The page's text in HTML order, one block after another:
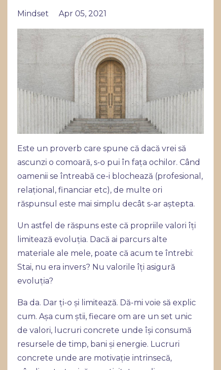
Mindset Apr 05, 2021
Este un proverb care spune că dacă vrei să
ascunzi o comoară, s-o pui în fața ochilor. Când
oamenii se întreabă ce-i blochează (profesional,
relațional, financiar etc), de multe ori
răspunsul este mai simplu decât s-ar aștepta.
Un astfel de răspuns este că propriile valori îți
limitează evoluția. Dacă ai parcurs alte
materiale ale mele, poate că acum te întrebi:
Stai, nu era invers? Nu valorile îți asigură
evoluția?
Ba da. Dar ți-o și limitează. Dă-mi voie să explic
cum. Așa cum știi, fiecare om are un set unic
de valori, lucruri concrete unde își consumă
resursele de timp, bani și energie. Lucruri
concrete unde are motivație intrinsecă,